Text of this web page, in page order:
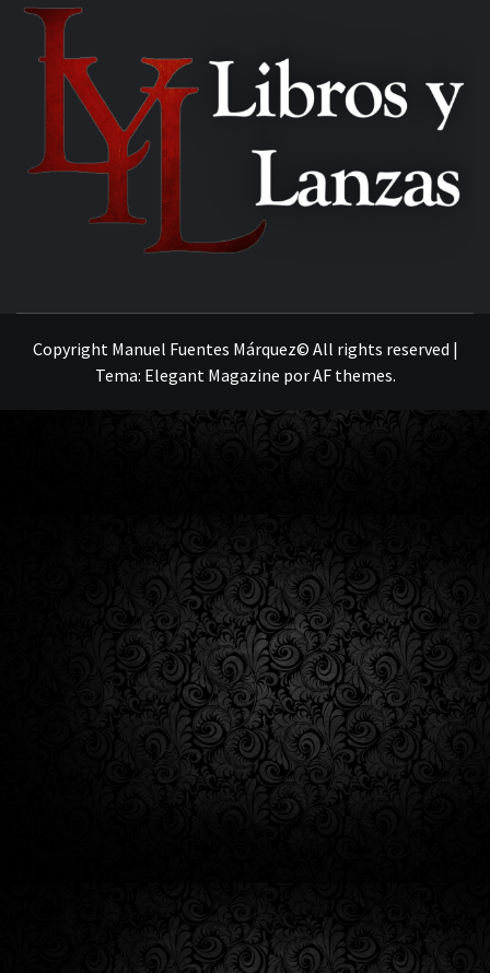
Copyright Manuel Fuentes Márquez© All rights reserved |
Tema: Elegant Magazine porAF themes.